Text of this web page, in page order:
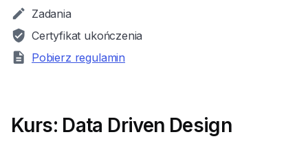
Kurs: Data Driven Design
mode Zadania
verified_user Certyfikat ukończenia
description Pobierz regulamin